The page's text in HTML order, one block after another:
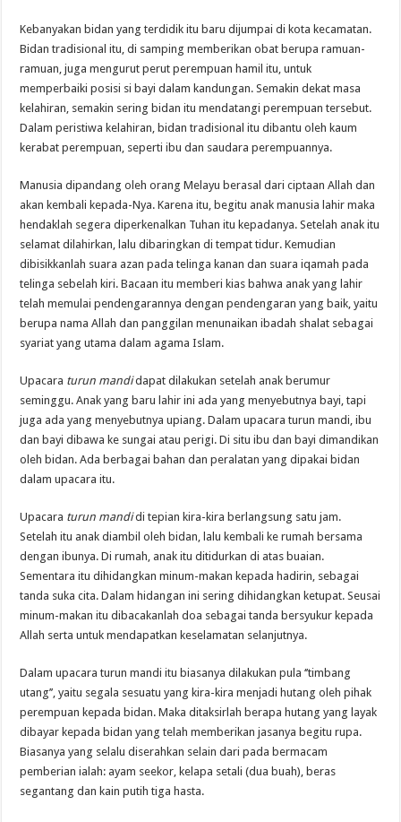
Kebanyakan bidan yang terdidik itu baru dijumpai di kota kecamatan.
Bidan tradisional itu, di samping memberikan obat berupa ramuan-
ramuan, juga mengurut perut perempuan hamil itu, untuk
memperbaiki posisi si bayi dalam kandungan. Semakin dekat masa
kelahiran, semakin sering bidan itu mendatangi perempuan tersebut.
Dalam peristiwa kelahiran, bidan tradisional itu dibantu oleh kaum
kerabat perempuan, seperti ibu dan saudara perempuannya.
Manusia dipandang oleh orang Melayu berasal dari ciptaan Allah dan
akan kembali kepada-Nya. Karena itu, begitu anak manusia lahir maka
hendaklah segera diperkenalkan Tuhan itu kepadanya. Setelah anak itu
selamat dilahirkan, lalu dibaringkan di tempat tidur. Kemudian
dibisikkanlah suara azan pada telinga kanan dan suara iqamah pada
telinga sebelah kiri. Bacaan itu memberi kias bahwa anak yang lahir
telah memulai pendengarannya dengan pendengaran yang baik, yaitu
berupa nama Allah dan panggilan menunaikan ibadah shalat sebagai
syariat yang utama dalam agama Islam.
Upacara turun mandidapat dilakukan setelah anak berumur
seminggu. Anak yang baru lahir ini ada yang menyebutnya bayi, tapi
juga ada yang menyebutnya upiang. Dalam upacara turun mandi, ibu
dan bayi dibawa ke sungai atau perigi. Di situ ibu dan bayi dimandikan
oleh bidan. Ada berbagai bahan dan peralatan yang dipakai bidan
dalam upacara itu.
Upacara turun mandidi tepian kira-kira berlangsung satu jam.
Setelah itu anak diambil oleh bidan, lalu kembali ke rumah bersama
dengan ibunya. Di rumah, anak itu ditidurkan di atas buaian.
Sementara itu dihidangkan minum-makan kepada hadirin, sebagai
tanda suka cita. Dalam hidangan ini sering dihidangkan ketupat. Seusai
minum-makan itu dibacakanlah doa sebagai tanda bersyukur kepada
Allah serta untuk mendapatkan keselamatan selanjutnya.
Dalam upacara turun mandi itu biasanya dilakukan pula ‘’timbang
utang’’, yaitu segala sesuatu yang kira-kira menjadi hutang oleh pihak
perempuan kepada bidan. Maka ditaksirlah berapa hutang yang layak
dibayar kepada bidan yang telah memberikan jasanya begitu rupa.
Biasanya yang selalu diserahkan selain dari pada bermacam
pemberian ialah: ayam seekor, kelapa setali (dua buah), beras
segantang dan kain putih tiga hasta.